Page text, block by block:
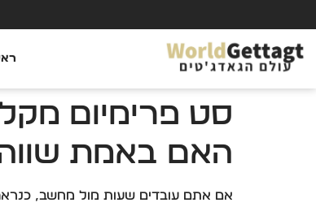
האם באמת
אם אתם עובדים שעות מול מחשב,